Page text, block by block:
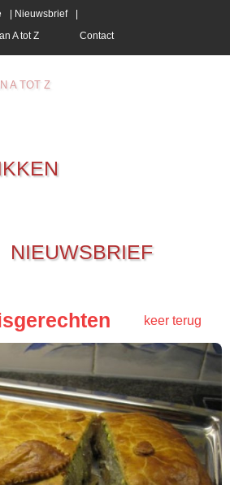
Nieuwsbrief
A tot Z Contact
A TOT Z
NIEUWSBRIEF
keer terug